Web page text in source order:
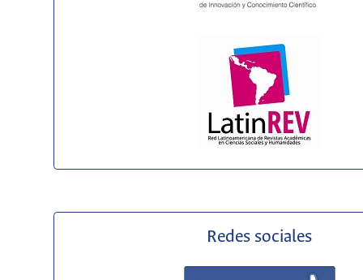
Redes sociales